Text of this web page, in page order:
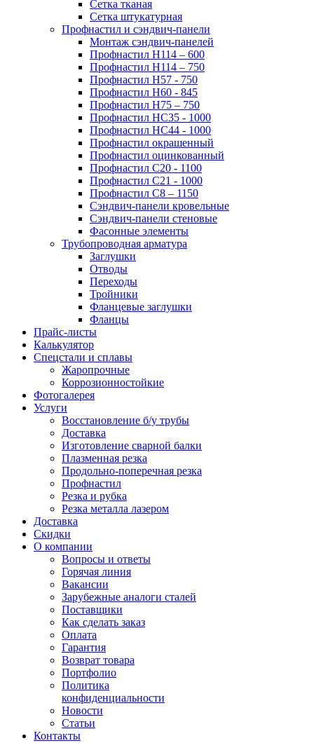
Сетка тканая
Сетка штукатурная
Профнастил и сэндвич-панели
Монтаж сэндвич-панелей
Профнастил Н114 – 600
Профнастил Н114 – 750
Профнастил Н57 - 750
Профнастил Н60 - 845
Профнастил Н75 – 750
Профнастил НС35 - 1000
Профнастил НС44 - 1000
Профнастил окрашенный
Профнастил оцинкованный
Профнастил С20 - 1100
Профнастил С21 - 1000
Профнастил С8 – 1150
Сэндвич-панели кровельные
Сэндвич-панели стеновые
Фасонные элементы
Трубопроводная арматура
Заглушки
Отводы
Переходы
Тройники
Фланцевые заглушки
Фланцы
Прайс-листы
Калькулятор
Спецстали и сплавы
Жаропрочные
Коррозионностойкие
Фотогалерея
Услуги
Восстановление б/у трубы
Доставка
Изготовление сварной балки
Плазменная резка
Продольно-поперечная резка
Профнастил
Резка и рубка
Резка металла лазером
Доставка
Скидки
О компании
Вопросы и ответы
Горячая линия
Вакансии
Зарубежные аналоги сталей
Поставщики
Как сделать заказ
Оплата
Гарантия
Возврат товара
Портфолио
Политика
конфиденциальности
Новости
Статьи
Контакты